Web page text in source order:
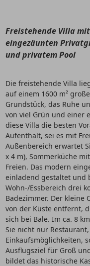
Freistehende Villa
eingezäunten
und privatem Pool
Die freistehende Villa
auf einem 1600 m²
Grundstück, das Ruhe
von viel Grün und einer
diese Villa die besten
Aufenthalt, sei es mit
Außenbereich erwartet
x 4 m), Sommerküche
Freien. Das modern
einladend gestaltet und
Wohn-/Essbereich drei
Badezimmer. Der kleine
von der Küste entfernt,
sich bei Bale. Im ca. 8
Sie nicht nur
Einkaufsmöglichkeiten,
Ausflugsziel für Groß
bildet das historische